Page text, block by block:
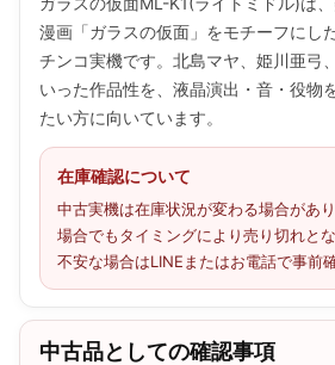
漫画「ガラスの仮面」をモチーフにし
チンコ実機です。北島マヤ、姫川亜弓
いった作品性を、液晶演出・音・役物
たい方に向いています。
在庫確認について
中古実機は在庫状況が変わる場合があ
場合でもタイミングにより売り切れと
不安な場合はLINEまたはお電話で事前
中古品としての確認事項